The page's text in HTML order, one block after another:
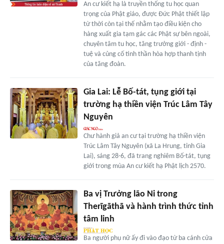
An cư kiết hạ là truyền thống tu học quan
trọng của Phật giáo, được Đức Phật thiết lập
từ thời còn tại thế nhằm tạo điều kiện cho
hàng xuất gia tạm gác các Phật sự bên ngoài,
chuyên tâm tu học, tăng trưởng giới - định -
tuệ và củng cố tinh thần hòa hợp thanh tịnh
của tăng đoàn.
Gia Lai: Lễ Bố-tát, tụng giới tại
trường hạ thiền viện Trúc Lâm Tây
Nguyên
Chư hành giả an cư tại trường hạ thiền viện
Trúc Lâm Tây Nguyên (xã La Hrung, tỉnh Gia
Lai), sáng 28-6, đã trang nghiêm Bố-tát, tụng
giới trong mùa An cư kiết hạ Phật lịch 2570.
Ba vị Trưởng lão Ni trong
Therīgāthā và hành trình thức tỉnh
tâm linh
Ba người phụ nữ ấy đi vào đạo từ ba cánh cửa